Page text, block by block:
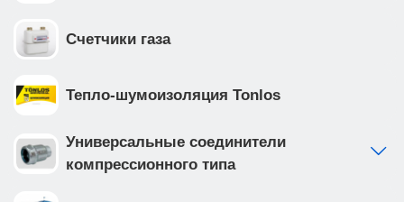
Счетчики газа
Тепло-шумоизоляция Tonlos
Универсальные соединители
компрессионного типа